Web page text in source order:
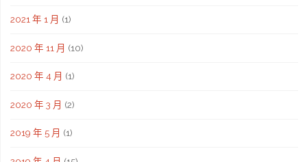
2021 年 1 月 (1)
2020 年 11 月 (10)
2020 年 4 月 (1)
2020 年 3 月 (2)
2019 年 5 月 (1)